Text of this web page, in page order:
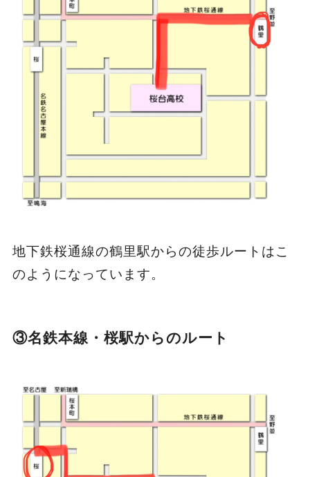
地下鉄桜通線の鶴里駅からの徒歩ルートはこ
のようになっています。
③名鉄本線・桜駅からのルート